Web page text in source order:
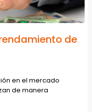
de
en el mercado
de manera